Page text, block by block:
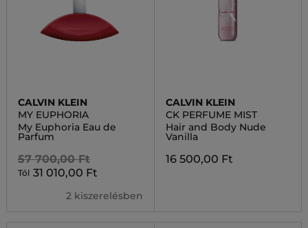
CALVIN KLEIN
MY EUPHORIA
My Euphoria Eau de
Parfum
57 700,00 Ft
Tól 31 010,00 Ft
2 kiszerelésben
CALVIN KLEIN
CK PERFUME MIST
Hair and Body Nude
Vanilla
16 500,00 Ft